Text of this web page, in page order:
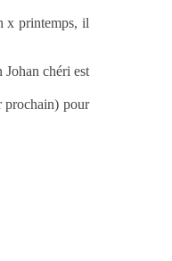
x printemps, il
Johan chéri est
prochain) pour